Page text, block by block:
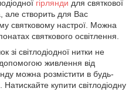
гірлянди для святкової
але створить для Вас
святковому настрої. Можна
святкового освітлення.
зі світлодіодної нитки не
живлення від
можна розмістити в будь-
купити світлодіодну